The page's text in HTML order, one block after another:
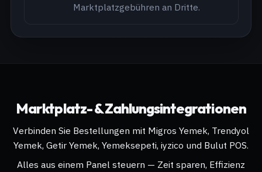
Marktplatzgebühren an Dritte.
Marktplatz- & Zahlungsintegrationen
Verbinden Sie Bestellungen mit Migros Yemek, Trendyol
Yemek, Getir Yemek, Yemeksepeti, iyzico und Bulut POS.
Alles aus einem Panel steuern — Zeit sparen, Effizienz